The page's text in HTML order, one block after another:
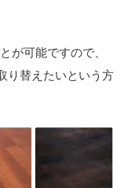
が可能ですので、
り替えたいという方